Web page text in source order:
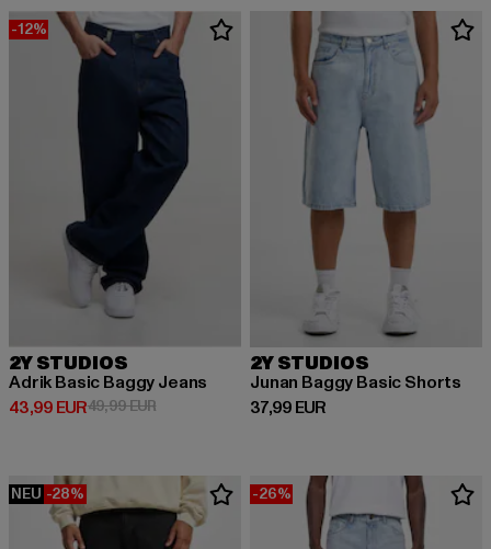
-12%
2Y STUDIOS
Adrik Basic Baggy Jeans
43,99 EUR
Derzeitiger Preis: 43,99 EUR
49,99 EURAktionspreis: 49,99 EUR
2Y STUDIOS
Junan Baggy Basic Shorts
37,99 EUR
Derzeitiger Preis: 37,99 EUR
NEU -28% -26%